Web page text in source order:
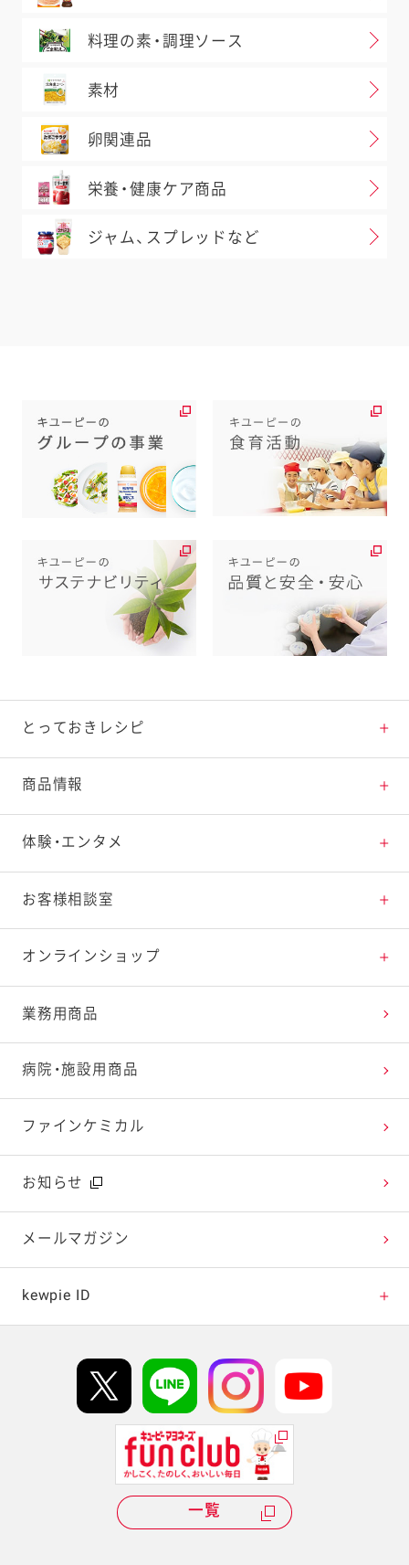
料理の素・調理ソース
素材
卵関連品
栄養・健康ケア商品
ジャム、スプレッドなど
とっておきレシピ
とっておきレシピトップ
素材の知識
料理の基本
特集レシピ
レシピランキング
レシピ動画
今日のレシピギャラリー
商品情報
商品情報トップ
新商品・リニューアル品一覧
販売終了商品一覧
体験・エンタメ
体験・エンタメトップ
マヨテラス（見学施設）
オープンキッチン（工場見学）
深谷テラス ヤサイな仲間たちファーム
おたのしみコンテンツ
広告ギャラリー
テレビ・ラジオ
キャンペーン・イベント
お客様相談室
お客様相談室トップ
よくお寄せいただくご質問
お客様の声を活かしました
オンラインショップ
Qummy
キユーピーウエルネス
業務用商品
病院・施設用商品
ファインケミカル
お知らせ
メールマガジン
kewpie ID
Hi! kewpieについて
Qummyについて
一覧